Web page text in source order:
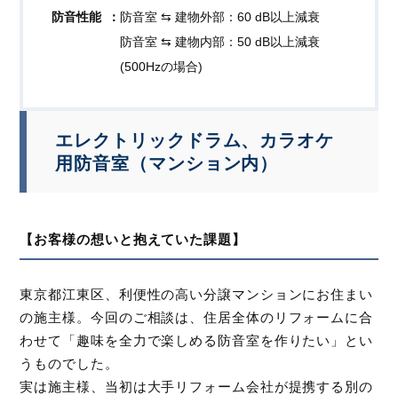
防音性能
防音室 ⇆ 建物外部：60 dB以上減衰
防音室 ⇆ 建物内部：50 dB以上減衰
(500Hzの場合)
エレクトリックドラム、カラオケ
用防音室（マンション内）
【お客様の想いと抱えていた課題】
東京都江東区、利便性の高い分譲マンションにお住まい
の施主様。今回のご相談は、住居全体のリフォームに合
わせて「趣味を全力で楽しめる防音室を作りたい」とい
うものでした。
実は施主様、当初は大手リフォーム会社が提携する別の